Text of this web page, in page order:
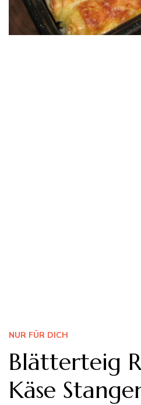
NUR FÜR DICH
Blätterteig
Käse